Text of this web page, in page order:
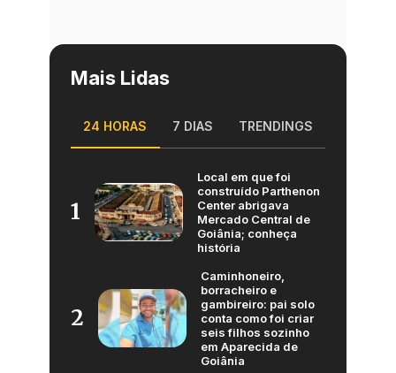
Mais Lidas
24 HORAS 7 DIAS TRENDINGS
1
Local em que foi
construído Parthenon
Center abrigava
Mercado Central de
Goiânia; conheça
história
2
Caminhoneiro,
borracheiro e
gambireiro: pai solo
conta como foi criar
seis filhos sozinho
em Aparecida de
Goiânia